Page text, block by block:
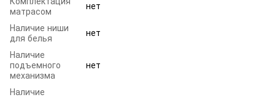
матрасом
нет
Наличие ниши
для белья
нет
Наличие
подъемного
механизма
нет
Наличие